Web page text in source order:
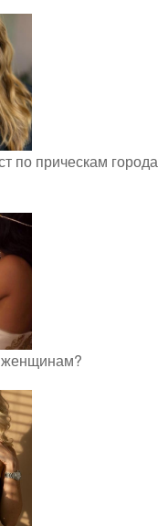
по прическам города
женщинам?